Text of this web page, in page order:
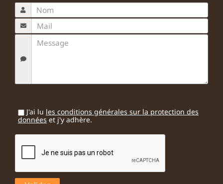
J'ai lu les conditions générales sur la protection des
données et j'y adhère.